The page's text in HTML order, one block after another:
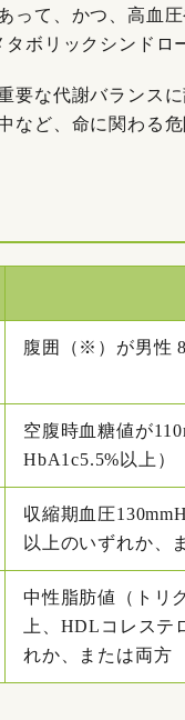
って、かつ、高血
ボリックシンドロ
要な代謝バランス
など、命に関わる
腹囲（※）が男性
空腹時血糖値が
HbA1c5.5%以上）
収縮期血圧
以上のいずれか、
中性脂肪値（トリ
上、HDLコレステ
れか、または両方